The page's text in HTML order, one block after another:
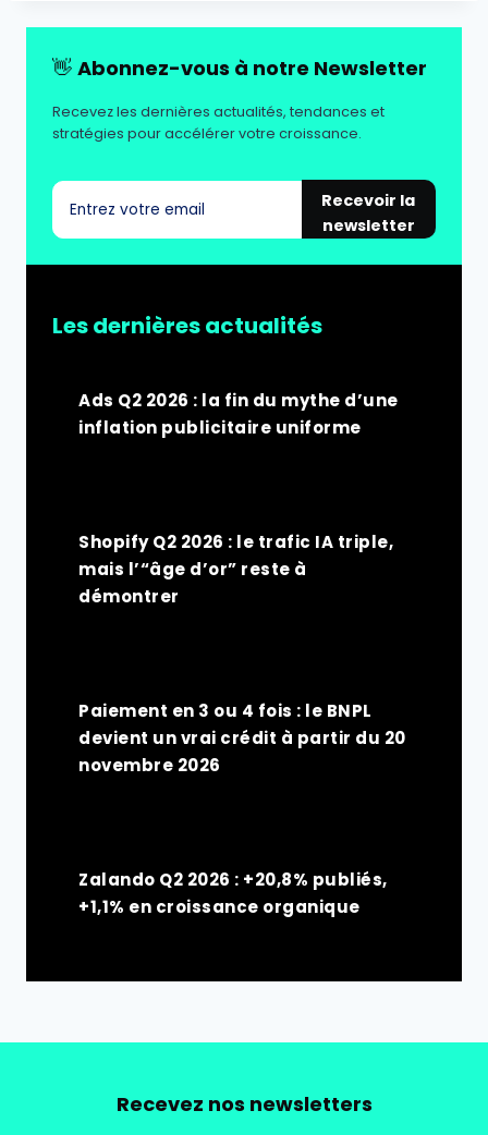
👋 Abonnez-vous à notre Newsletter
Recevez les dernières actualités, tendances et
stratégies pour accélérer votre croissance.
Recevoir la
newsletter
Les dernières actualités
Ads Q2 2026 : la fin du mythe d’une
inflation publicitaire uniforme
Shopify Q2 2026 : le trafic IA triple,
mais l’“âge d’or” reste à
démontrer
Paiement en 3 ou 4 fois : le BNPL
devient un vrai crédit à partir du 20
novembre 2026
Zalando Q2 2026 : +20,8% publiés,
+1,1% en croissance organique
Recevez nos newsletters